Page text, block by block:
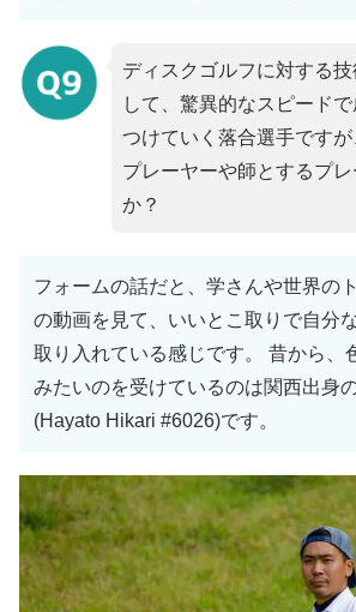
ディスクゴルフに対する
して、驚異的なスピード
つけていく落合選手です
プレーヤーや師とするプ
か？
フォームの話だと、学さんや世界の
の動画を見て、いいとこ取りで自分
取り入れている感じです。 昔から、
みたいのを受けているのは関西出身
(Hayato Hikari #6026)です。